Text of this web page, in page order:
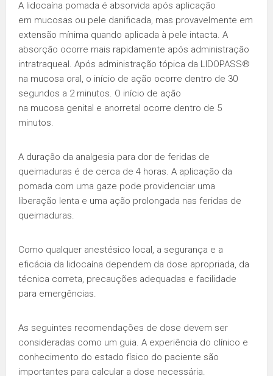
A lidocaína pomada é absorvida após aplicação
em mucosas ou pele danificada, mas provavelmente em
extensão mínima quando aplicada à pele intacta. A
absorção ocorre mais rapidamente após administração
intratraqueal. Após administração tópica da LIDOPASS®
na mucosa oral, o início de ação ocorre dentro de 30
segundos a 2 minutos. O início de ação
na mucosa genital e anorretal ocorre dentro de 5
minutos.
A duração da analgesia para dor de feridas de
queimaduras é de cerca de 4 horas. A aplicação da
pomada com uma gaze pode providenciar uma
liberação lenta e uma ação prolongada nas feridas de
queimaduras.
Como qualquer anestésico local, a segurança e a
eficácia da lidocaína dependem da dose apropriada, da
técnica correta, precauções adequadas e facilidade
para emergências.
As seguintes recomendações de dose devem ser
consideradas como um guia. A experiência do clínico e
conhecimento do estado físico do paciente são
importantes para calcular a dose necessária.